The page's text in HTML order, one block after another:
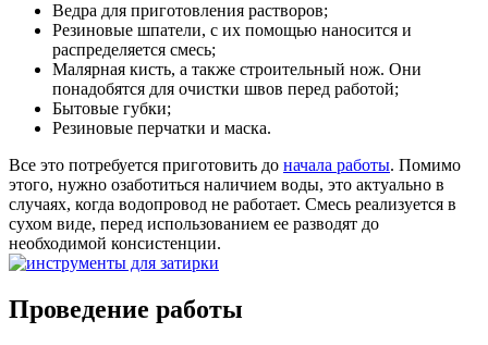
Ведра для приготовления растворов;
Резиновые шпатели, с их помощью наносится и
распределяется смесь;
Малярная кисть, а также строительный нож. Они
понадобятся для очистки швов перед работой;
Бытовые губки;
Резиновые перчатки и маска.
Все это потребуется приготовить до начала работы. Помимо
этого, нужно озаботиться наличием воды, это актуально в
случаях, когда водопровод не работает. Смесь реализуется в
сухом виде, перед использованием ее разводят до
необходимой консистенции.
Проведение работы